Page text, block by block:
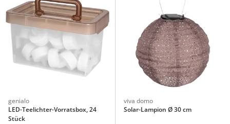
genialo
LED-Teelichter-Vorratsbox, 24
Stück
viva domo
Solar-Lampion Ø 30 cm